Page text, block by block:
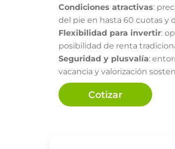
Condiciones atractivas:
del pie en hasta 60 cuotas y
Flexibilidad para invertir:
posibilidad de renta
Seguridad y plusvalía:
vacancia y valorización
Cotizar